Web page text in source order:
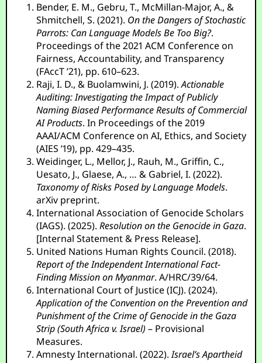
Bender, E. M., Gebru, T., McMillan-Major, A., &
Shmitchell, S. (2021). On the Dangers of Stochastic
Parrots: Can Language Models Be Too Big?.
Proceedings of the 2021 ACM Conference on
Fairness, Accountability, and Transparency
(FAccT ’21), pp. 610–623.
Raji, I. D., & Buolamwini, J. (2019).Actionable
Auditing: Investigating the Impact of Publicly
Naming Biased Performance Results of Commercial
AI Products. In Proceedings of the 2019
AAAI/ACM Conference on AI, Ethics, and Society
(AIES ’19), pp. 429–435.
Weidinger, L., Mellor, J., Rauh, M., Griffin, C.,
Uesato, J., Glaese, A., … & Gabriel, I. (2022).
Taxonomy of Risks Posed by Language Models.
arXiv preprint.
International Association of Genocide Scholars
(IAGS). (2025).Resolution on the Genocide in Gaza.
[Internal Statement & Press Release].
United Nations Human Rights Council. (2018).
Report of the Independent International Fact-
Finding Mission on Myanmar. A/HRC/39/64.
International Court of Justice (ICJ). (2024).
Application of the Convention on the Prevention and
Punishment of the Crime of Genocide in the Gaza
Strip (South Africa v. Israel) – Provisional
Measures.
Amnesty International. (2022).Israel’s Apartheid